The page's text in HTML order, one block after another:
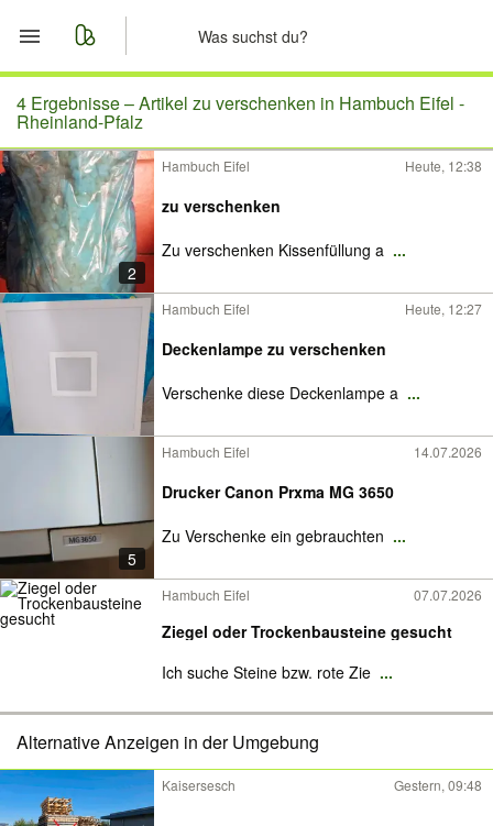
Start
Merkliste
Nachrichten
Anzeige aufgeben
4 Ergebnisse –Artikel zu verschenken in Hambuch Eifel -
Rheinland-Pfalz
2
Hambuch Eifel Heute, 12:38
zu verschenken
Zu verschenken Kissenfüllung a ...
Hambuch Eifel Heute, 12:27
Deckenlampe zu verschenken
Verschenke diese Deckenlampe a ...
5
Hambuch Eifel 14.07.2026
Drucker Canon Prxma MG 3650
Zu Verschenke ein gebrauchten ...
Hambuch Eifel 07.07.2026
Ziegel oder Trockenbausteine gesucht
Ich suche Steine bzw. rote Zie ...
Alternative Anzeigen in der Umgebung
Kaisersesch Gestern, 09:48